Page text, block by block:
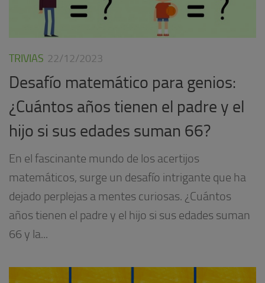
TRIVIAS 22/12/2023
Desafío matemático para genios:
¿Cuántos años tienen el padre y el
hijo si sus edades suman 66?
En el fascinante mundo de los acertijos
matemáticos, surge un desafío intrigante que ha
dejado perplejas a mentes curiosas. ¿Cuántos
años tienen el padre y el hijo si sus edades suman
66 y la...